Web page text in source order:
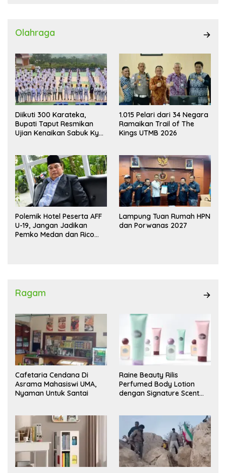
Olahraga
Diikuti 300 Karateka,
Bupati Taput Resmikan
Ujian Kenaikan Sabuk Kyu
1.015 Pelari dari 34 Negara
Ramaikan Trail of The
Kings UTMB 2026
Polemik Hotel Peserta AFF
U-19, Jangan Jadikan
Pemko Medan dan Rico
Lampung Tuan Rumah HPN
dan Porwanas 2027
Ragam
Cafetaria Cendana Di
Asrama Mahasiswi UMA,
Nyaman Untuk Santai
Raine Beauty Rilis
Perfumed Body Lotion
dengan Signature Scent